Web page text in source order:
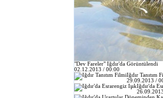
"Dev Fareler" Iğdır'da Görüntülendi
02.12.2013 / 00:00
Iğdır Tanıtım
29.09.2013 /
Iğdır'da